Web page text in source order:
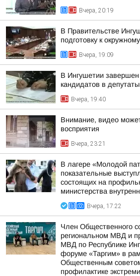
Вчера, 20:19
В Правительстве
подготовку к
Вчера, 19:09
В Ингушетии
кандидатов в
Вчера, 19:40
Внимание, видео
восприятия
Вчера, 23:21
В лагере «Молодой
показательные
состоящих на
министерства
Вчера, 17:22
Член Общественного
региональном МВД и
МВД по Республике
форуме «Таргим» в
Общественным
профилактике